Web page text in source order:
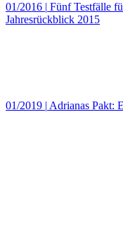
01/2016 | Fünf Testfälle
Jahresrückblick 2015
01/2019 | Adrianas Pakt: